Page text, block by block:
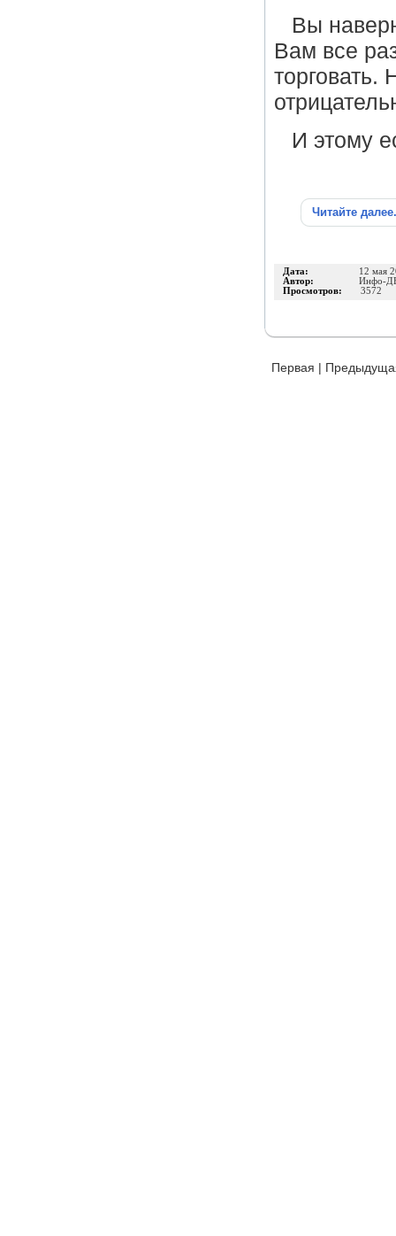
Вы
Вам все
торговать.
И этому
Читайте
Дата: 12 мая
Автор: Инфо-
Просмотров: 3572
Первая |